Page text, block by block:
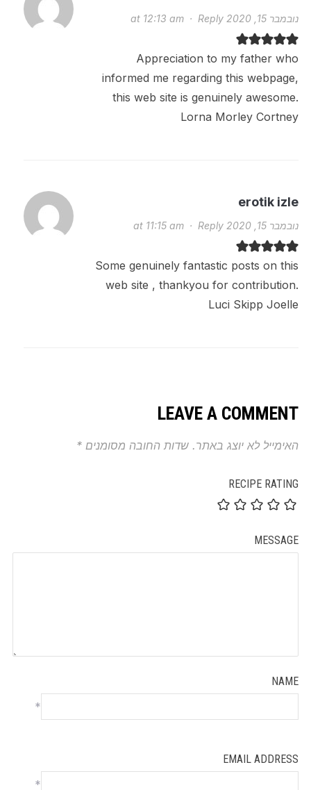
נובמבר 15, 2020 at 12:13 am · Reply
Appreciation to my father who
informed me regarding this webpage,
this web site is genuinely awesome.
Lorna Morley Cortney
erotik izle
נובמבר 15, 2020 at 11:15 am · Reply
Some genuinely fantastic posts on this
web site , thankyou for contribution.
Luci Skipp Joelle
LEAVE A COMMENT
האימייל לא יוצג באתר. שדות החובה מסומנים *
RECIPE RATING
MESSAGE
NAME
*
EMAIL ADDRESS
*